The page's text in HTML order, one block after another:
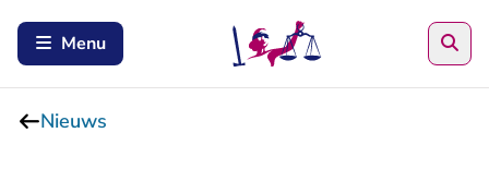
Menu
Nieuws